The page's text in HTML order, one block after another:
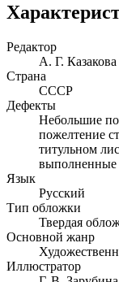
Редактор
А. Г. Казакова
Страна
СССР
Дефекты
Небольшие
пожелтение
титульном
выполненные
Язык
Русский
Тип обложки
Твердая
Основной жанр
Иллюстратор